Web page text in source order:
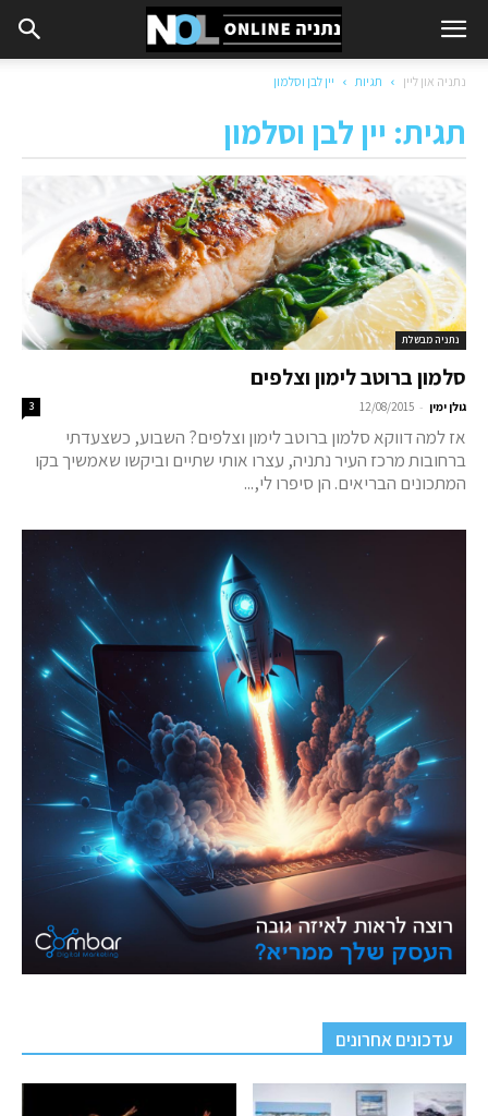
נתניה און ליין תגיות יין לבן וסלמון
תגית: יין לבן וסלמון
נתניה מבשלת
סלמון ברוטב לימון וצלפים
גולן ימין -
12/08/2015
3
אז למה דווקא סלמון ברוטב לימון וצלפים? השבוע, כשצעדתי
ברחובות מרכז העיר נתניה, עצרו אותי שתיים וביקשו שאמשיך בקו
המתכונים הבריאים. הן סיפרו לי,...
עדכונים אחרונים